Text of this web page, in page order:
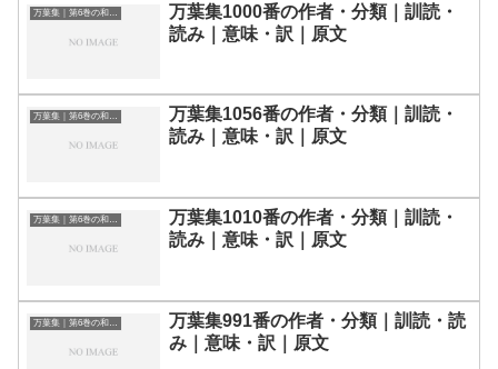
万葉集｜第6巻の和歌一覧
万葉集1000番の作者・分類｜訓読・
読み｜意味・訳｜原文
万葉集｜第6巻の和歌一覧
万葉集1056番の作者・分類｜訓読・
読み｜意味・訳｜原文
万葉集｜第6巻の和歌一覧
万葉集1010番の作者・分類｜訓読・
読み｜意味・訳｜原文
万葉集｜第6巻の和歌一覧
万葉集991番の作者・分類｜訓読・読
み｜意味・訳｜原文